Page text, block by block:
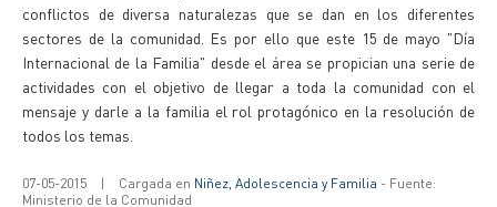
conflictos de diversa naturalezas que se dan en los diferentes
sectores de la comunidad. Es por ello que este 15 de mayo "Día
Internacional de la Familia" desde el área se propician una serie de
actividades con el objetivo de llegar a toda la comunidad con el
mensaje y darle a la familia el rol protagónico en la resolución de
todos los temas.
07-05-2015 | Cargada en Niñez, Adolescencia y Familia - Fuente:
Ministerio de la Comunidad